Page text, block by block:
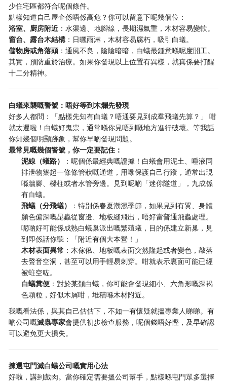
少住宅區都符合呢個條件。
點樣知道自己屋企係唔係高危？你可以留意下呢幾個位：
浴室、廚房附近 ：水渠邊、地腳線，長期濕氣重，木材容易變軟。
窗台、露台木結構：日曬雨淋，木材容易腐朽，吸引白蟻。
儲物房或角落頭 ：通風不良，陰陰暗暗，白蟻最鍾意喺呢度開工。
其實，預防重於治療。如果你發現以上位置有異樣，就真係要打醒
十二分精神。
白蟻來襲嘅警號：唔好等到木爛先發現
好多人都問：「點樣先知有白蟻？唔通要見到成羣飛蟻先算？」 咁
就太遲啦！白蟻好鬼祟，通常喺你見唔到嘅地方進行破壞。等我話
你知幾個明顯跡象，幫你早啲發現問題。
最常見嘅幾個警號，你一定要記住：
泥線（蟻路）
：呢個係最經典嘅證據！白蟻會用泥土、唾液同
排泄物築起一條條管狀嘅通道，用嚟保護自己行蹤，通常出現
喺牆腳、樑柱或者水管旁邊。見到呢啲「迷你隧道」，九成係
有白蟻。
飛蟻（分飛蟻）
：特別係春夏潮濕季節，如果見到有翼、身體
顏色偏深嘅昆蟲從窗邊、地板縫飛出，唔好當普通飛蟲處理。
呢啲好可能係成熟白蟻巢派出嘅繁殖蟻，目的係建立新巢，見
到即係話你聽：「附近有個大本營！」
木材表面異常 ：木傢俬、地板嘅表面突然隆起或者變色，敲落
去聲音空洞，甚至可以用手輕易刺穿。咁就表示裏面可能已經
被蛀空咗。
白蟻糞便 ：對於某類白蟻，你可能會發現細小、六角形嘅深褐
色顆粒，好似木屑咁，堆積喺木材附近。
我嘅看法係，與其自己估估下，不如一有懷疑就搵專業人睇睇。有
啲公司嘅滅蟲專家會提供初步檢查服務，呢個錢唔好慳，及早確認
可以避免更大損失。
揀選屯門滅白蟻公司嘅實用心法
好啦，講到戲肉。當你確定需要搵公司幫手，點樣喺屯門眾多選擇